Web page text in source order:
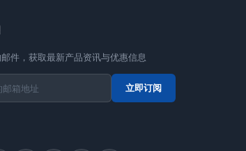
件，获取最新产品资讯与优惠信息
立即订阅